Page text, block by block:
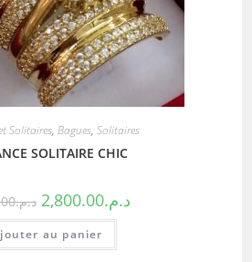
Solitaires, Bagues, Solitaires
SOLITAIRE CHIC
د.م. د.م.2,800.00
au panier